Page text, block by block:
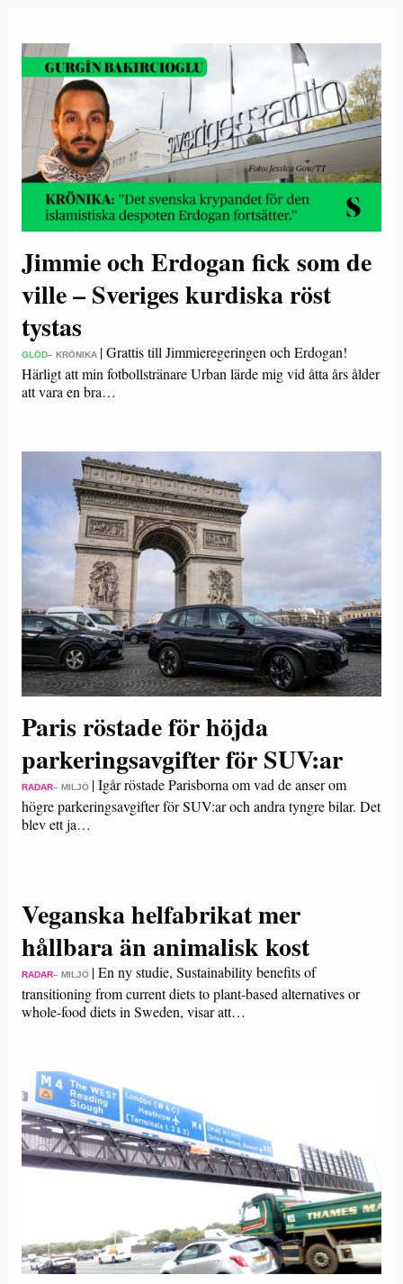
Jimmie och Erdogan fick som de
ville – Sveriges kurdiska röst
tystas
GLÖD– KRÖNIKA |Grattis till Jimmieregeringen och Erdogan!
Härligt att min fotbollstränare Urban lärde mig vid åtta års ålder
att vara en bra…
Paris röstade för höjda
parkeringsavgifter för SUV:ar
RADAR– MILJÖ |Igår röstade Parisborna om vad de anser om
högre parkeringsavgifter för SUV:ar och andra tyngre bilar. Det
blev ett ja…
Veganska helfabrikat mer
hållbara än animalisk kost
RADAR– MILJÖ |En ny studie, Sustainability benefits of
transitioning from current diets to plant-based alternatives or
whole-food diets in Sweden, visar att…